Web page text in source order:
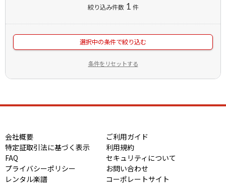
絞り込み件数 1 件
選択中の条件で絞り込む
条件をリセットする
会社概要
ご利用ガイド
特定証取引法に基づく表示
利用規約
FAQ
セキュリティについて
プライバシーポリシー
お問い合わせ
レンタル楽譜
コーポレートサイト